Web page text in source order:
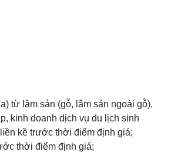
từ lâm sản (gỗ, lâm sản ngoài gỗ),
kinh doanh dịch vụ du lịch sinh
kề trước thời điểm định giá;
thời điểm định giá;